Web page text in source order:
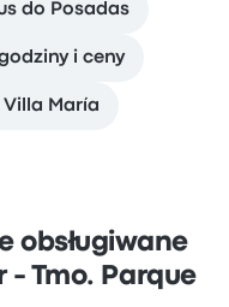
do Posadas
i ceny
María
obsługiwane
- Tmo. Parque